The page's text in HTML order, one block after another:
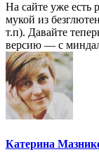
На сайте уже есть
мукой из
т.п). Давайте
версию — с
Катерина